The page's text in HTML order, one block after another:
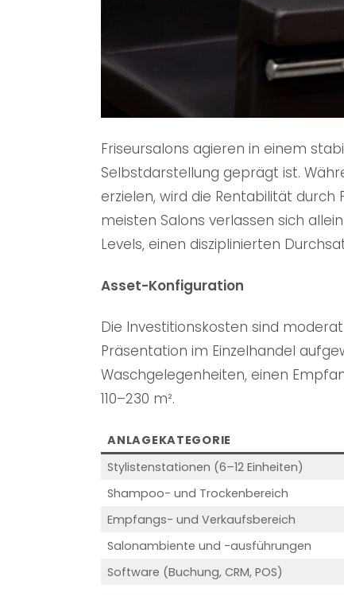
Friseursalons agieren in einem
Selbstdarstellung geprägt ist.
erzielen, wird die Rentabilität durch
meisten Salons verlassen sich
Levels, einen disziplinierten
Asset-Konfiguration
Die Investitionskosten sind
Präsentation im Einzelhandel
Waschgelegenheiten, einen
110–230 m².
ANLAGEKATEGORIE
Stylistenstationen (6–12 Einheiten)
Shampoo- und Trockenbereich
Empfangs- und Verkaufsbereich
Salonambiente und -ausführungen
Software (Buchung, CRM, POS)